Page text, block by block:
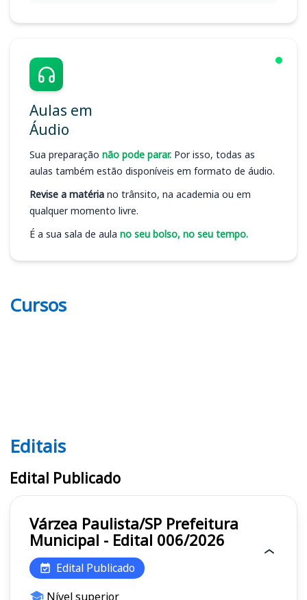
Aulas em
Áudio
Sua preparação não pode parar. Por isso, todas as
aulas também estão disponíveis em formato de áudio.
Revise a matéria no trânsito, na academia ou em
qualquer momento livre.
É a sua sala de aula no seu bolso, no seu tempo.
Cursos
Editais
Editais
Edital Publicado
Várzea Paulista/SP Prefeitura
Municipal - Edital 006/2026
Edital Publicado
Nível superior